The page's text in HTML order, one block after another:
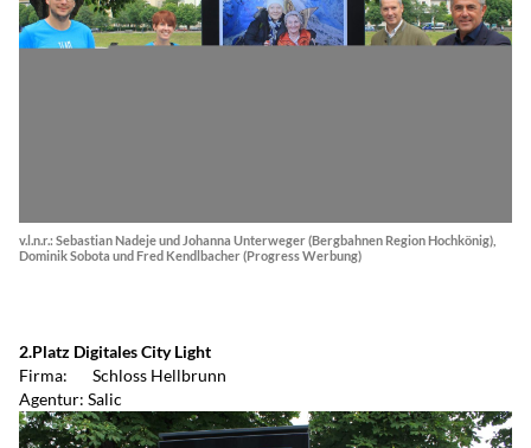
v.l.n.r.: Sebastian Nadeje und Johanna Unterweger (Bergbahnen Region Hochkönig),
Dominik Sobota und Fred Kendlbacher (Progress Werbung)
2.Platz Digitales City Light
Firma: Schloss Hellbrunn
Agentur: Salic